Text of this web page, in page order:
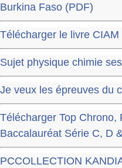
Burkina Faso (PDF)
Télécharger le livre CIAM
Sujet physique chimie
Je veux les épreuves du
Télécharger Top Chrono,
Baccalauréat Série C, D
PCCOLLECTION